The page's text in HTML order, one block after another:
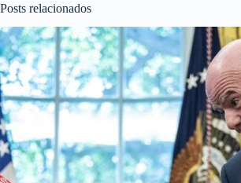
Posts relacionados